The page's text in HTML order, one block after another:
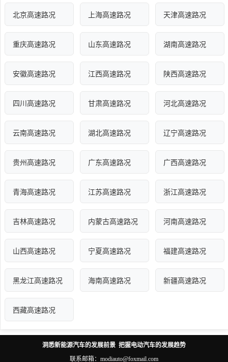
北京高速路况 上海高速路况 天津高速路况
重庆高速路况 山东高速路况 湖南高速路况
安徽高速路况 江西高速路况 陕西高速路况
四川高速路况 甘肃高速路况 河北高速路况
云南高速路况 湖北高速路况 辽宁高速路况
贵州高速路况 广东高速路况 广西高速路况
青海高速路况 江苏高速路况 浙江高速路况
吉林高速路况 内蒙古高速路况 河南高速路况
山西高速路况 宁夏高速路况 福建高速路况
黑龙江高速路况 海南高速路况 新疆高速路况
西藏高速路况
洞悉新能源汽车的发展前景 把握电动汽车的发展趋势
联系邮箱：modiauto@foxmail.com